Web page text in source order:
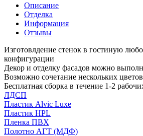
Описание
Отделка
Информация
Отзывы
Изготовлдение стенок в гостиную
конфигурации
Декор и отделку фасадов можно
Возможно сочетание нескольких
Бесплатная сборка в течение 1-2
ЛДСП
Пластик Alvic Luxe
Пластик HPL
Пленка ПВХ
Полотно АГТ (МДФ)